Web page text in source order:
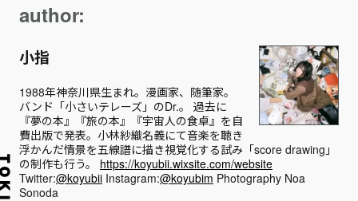
author:
小指
1988年神奈川県生まれ。漫画家、随筆家。
バンド「小さいテレーズ」のDr.。 過去に
『夢の本』『旅の本』『宇宙人の食卓』を自
費出版で発表。小林紗織名義にて音楽を聴き
浮かんだ情景を五線譜に描き視覚化する試み「score drawing」
の制作も行う。 https://koyubii.wixsite.com/website
Twitter:@koyubii Instagram:@koyubim Photography Noa
Sonoda